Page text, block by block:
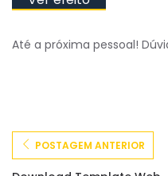
Até a próxima pessoal!
POSTAGEM ANTERIOR